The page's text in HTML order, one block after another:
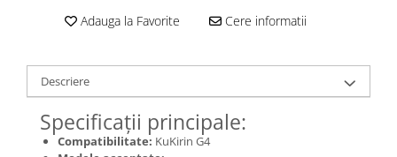
Electronică
Display-uri / ecrane
Lumini / iluminare
Adauga la Favorite Cere informatii
Descriere
Specificații principale:
Compatibilitate: KuKirin G4